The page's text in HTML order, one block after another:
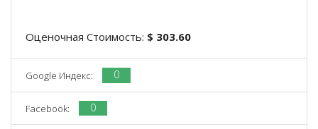
Оценочная Стоимость: $ 303.60
Google Индекс: 0
Facebook: 0